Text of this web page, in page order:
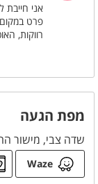
מידע כללי
ללא הגבלת רעש
אני חייבת
פרט
רווקות,
מפת הגעה
שדה צבי, מישור
Waze